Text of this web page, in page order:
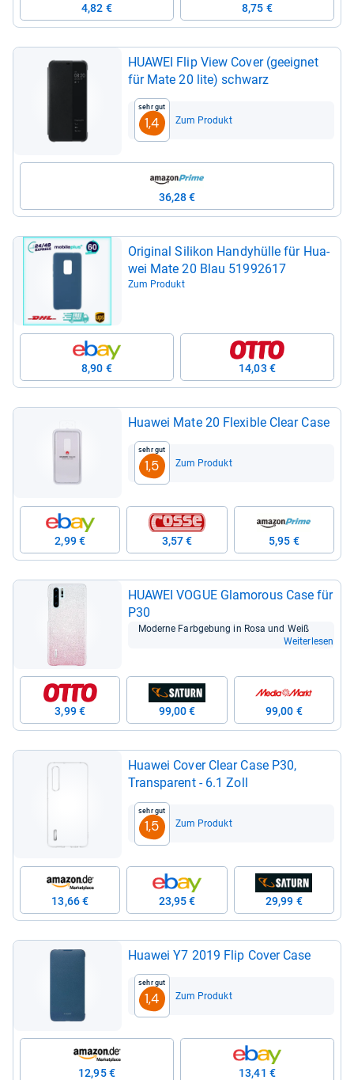
4,82 € 8,75 €
HUA­WEI Flip View Cover (geeig­net
für Mate 20 lite) schwarz
Sehr gut
1,4 Zum Produkt
36,28 €
Ori­gi­nal Sili­kon Han­dy­hülle für Hua­
wei Mate 20 Blau 51992617
Zum Produkt
8,90 € 14,03 €
Hua­wei Mate 20 Fle­xi­ble Clear Case
Sehr gut
1,5 Zum Produkt
2,99 € 3,57 € 5,95 €
HUA­WEI VOGUE Gla­mo­rous Case für
P30
Moderne Farb­ge­bung in Rosa und Weiß
Weiterlesen
3,99 € 99,00 € 99,00 €
Hua­wei Cover Clear Case P30,
Trans­pa­rent -​ 6.1 Zoll
Sehr gut
1,5 Zum Produkt
13,66 € 23,95 € 29,99 €
Hua­wei Y7 2019 Flip Cover Case
Sehr gut
1,4 Zum Produkt
12,95 € 13,41 €